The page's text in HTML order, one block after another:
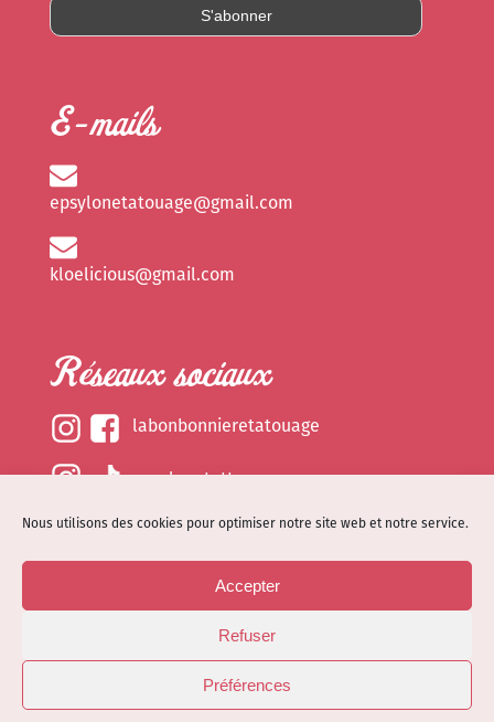
Nous utilisons des cookies pour optimiser notre site web et notre service.
Accepter
Refuser
Préférences
E-mails
epsylonetatouage@gmail.com
kloelicious@gmail.com
Réseaux sociaux
labonbonnieretatouage
epsylonetattoo
kloelicious_
Mentions légales
Politique de cookies (EU)
© Site web réalisé parDénode- Illustrations par
Kloelicioustattoo tous droits réservés